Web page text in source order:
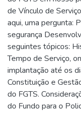
de Vínculo de
aqui, uma pergunta:
segurança
seguintes tópicos:
Tempo de Serviço,
implantação até os
Constituição e
do FGTS.
do Fundo para o